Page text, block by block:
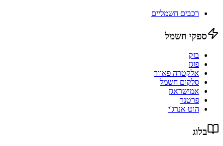
רכבים חשמליים
ספקי חשמל
בזק
פזגז
אלקטרה פאוור
סלקום חשמל
אמישראגז
פרטנר
הוט אנרג'י
בלוג